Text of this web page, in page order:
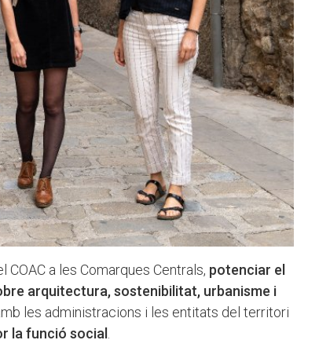
a les Comarques Centrals, potenciar el
arquitectura, sostenibilitat, urbanisme i
les administracions i les entitats del territori
la funció social